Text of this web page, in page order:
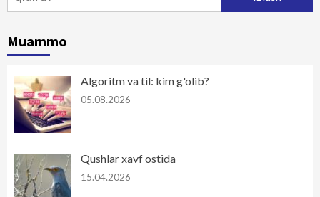
Muammo
Algoritm va til: kim g'olib?
05.08.2026
Qushlar xavf ostida
15.04.2026